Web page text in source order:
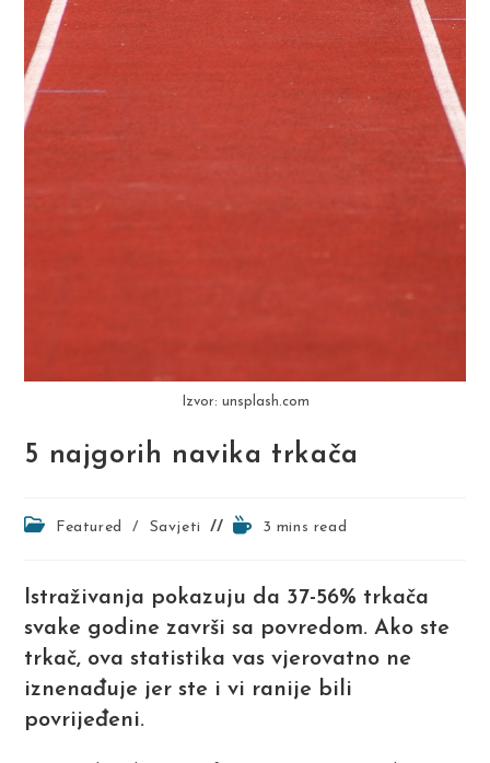
Izvor: unsplash.com
5 najgorih navika trkača
PostFeatured / Savjeti
Reading3 mins read
Istraživanja pokazuju da 37-56% trkača
svake godine završi sa povredom. Ako ste
trkač, ova statistika vas vjerovatno ne
iznenađuje jer ste i vi ranije bili
povrijeđeni.